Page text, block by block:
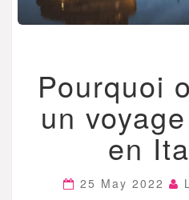
?
Pourquoi
un
en
25 May 2022